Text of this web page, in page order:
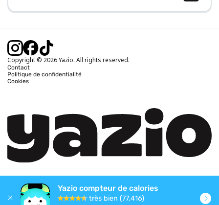
Calcul IMC
Calcul poids idéal
Calcul calories brûlées
Copyright © 2026 Yazio. All rights reserved.
Contact
Politique de confidentialité
Cookies
Yazio compteur de calories
très bien (77,416)